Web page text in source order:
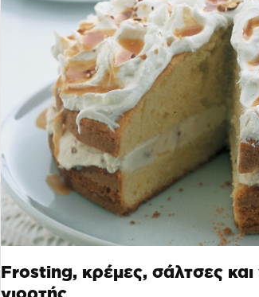
Frosting, κρέμες, σάλτσες και